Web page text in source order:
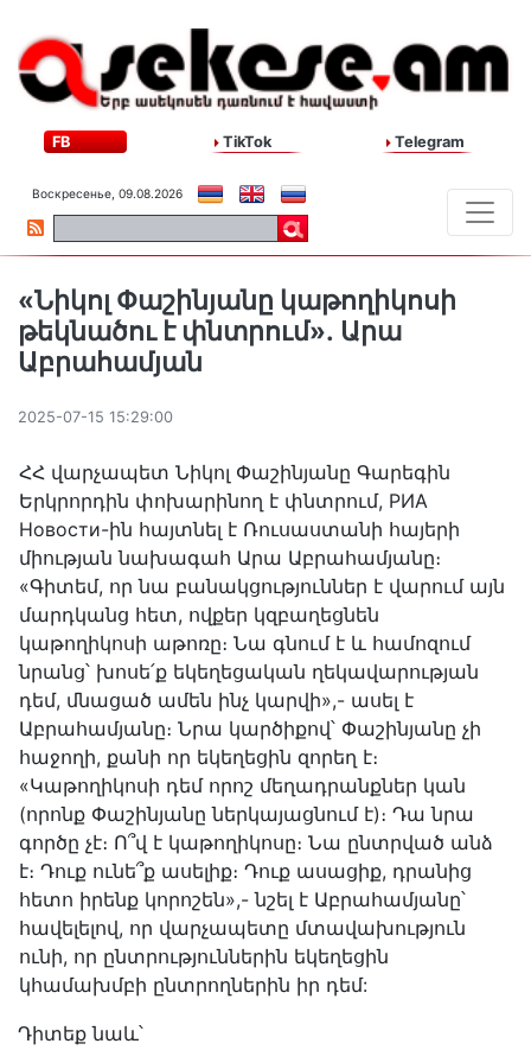
FB TikTok Telegram
Воскресенье, 09.08.2026
«Նիկոլ Փաշինյանը կաթողիկոսի
թեկնածու է փնտրում»․ Արա
Աբրահամյան
2025-07-15 15:29:00
ՀՀ վարչապետ Նիկոլ Փաշինյանը Գարեգին
Երկրորդին փոխարինող է փնտրում, РИА
Новости-ին հայտնել է Ռուսաստանի հայերի
միության նախագահ Արա Աբրահամյանը։
«Գիտեմ, որ նա բանակցություններ է վարում այն
մարդկանց հետ, ովքեր կզբաղեցնեն
կաթողիկոսի աթոռը։ Նա գնում է և համոզում
նրանց՝ խոսե՛ք եկեղեցական ղեկավարության
դեմ, մնացած ամեն ինչ կարվի»,- ասել է
Աբրահամյանը։ Նրա կարծիքով՝ Փաշինյանը չի
հաջողի, քանի որ եկեղեցին զորեղ է։
«Կաթողիկոսի դեմ որոշ մեղադրանքներ կան
(որոնք Փաշինյանը ներկայացնում է)։ Դա նրա
գործը չէ։ Ո՞վ է կաթողիկոսը։ Նա ընտրված անձ
է։ Դուք ունե՞ք ասելիք։ Դուք ասացիք, դրանից
հետո իրենք կորոշեն»,- նշել է Աբրահամյանը՝
հավելելով, որ վարչապետը մտավախություն
ունի, որ ընտրություններին եկեղեցին
կհամախմբի ընտրողներին իր դեմ:
Դիտեք նաև՝